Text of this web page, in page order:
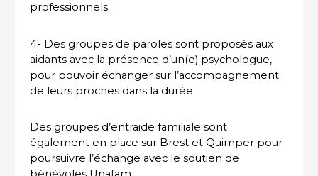
professionnels.
4- Des groupes de paroles sont proposés aux
aidants avec la présence d’un(e) psychologue,
pour pouvoir échanger sur l’accompagnement
de leurs proches dans la durée.
Des groupes d’entraide familiale sont
également en place sur Brest et Quimper pour
poursuivre l’échange avec le soutien de